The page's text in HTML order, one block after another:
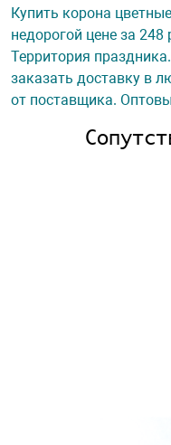
Купить корона
недорогой цене за 248
Территория
заказать доставку в
от поставщика.